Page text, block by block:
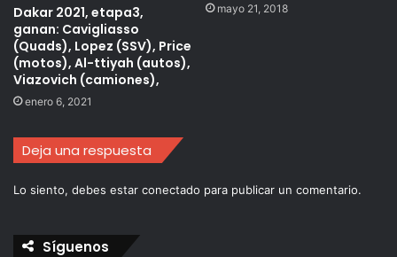
Dakar 2021, etapa3,
ganan: Cavigliasso
(Quads), Lopez (SSV), Price
(motos), Al-ttiyah (autos),
Viazovich (camiones),
enero 6, 2021
mayo 21, 2018
Deja una respuesta
Lo siento, debes estar conectado para publicar un comentario.
Síguenos